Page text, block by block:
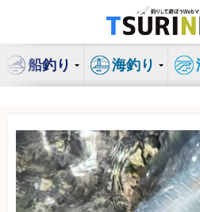
ン
船釣り 海釣り